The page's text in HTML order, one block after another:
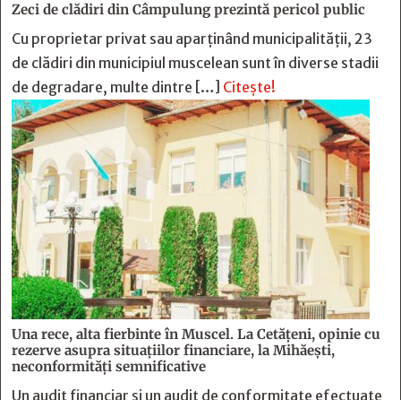
Zeci de clădiri din Câmpulung prezintă pericol public
Cu proprietar privat sau aparținând municipalității, 23
de clădiri din municipiul muscelean sunt în diverse stadii
de degradare, multe dintre […] Citește!
Una rece, alta fierbinte în Muscel. La Cetăţeni, opinie cu
rezerve asupra situaţiilor financiare, la Mihăeşti,
neconformităţi semnificative
Un audit financiar și un audit de conformitate efectuate